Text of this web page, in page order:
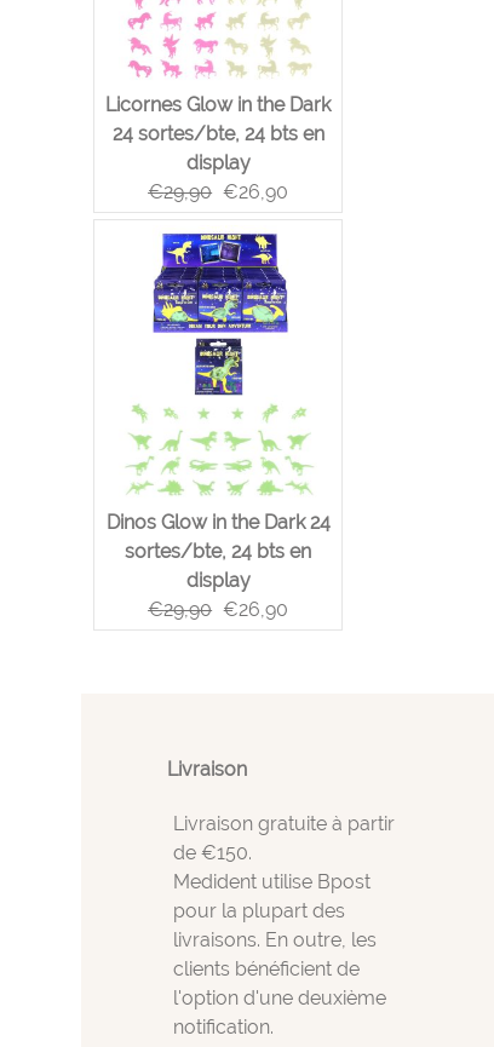
Licornes Glow in the Dark
24 sortes/bte, 24 bts en
display
€29,90 €26,90
Dinos Glow in the Dark 24
sortes/bte, 24 bts en
display
€29,90 €26,90
Livraison
Livraison gratuite à partir
de €150.
Medident utilise Bpost
pour la plupart des
livraisons. En outre, les
clients bénéficient de
l'option d'une deuxième
notification.